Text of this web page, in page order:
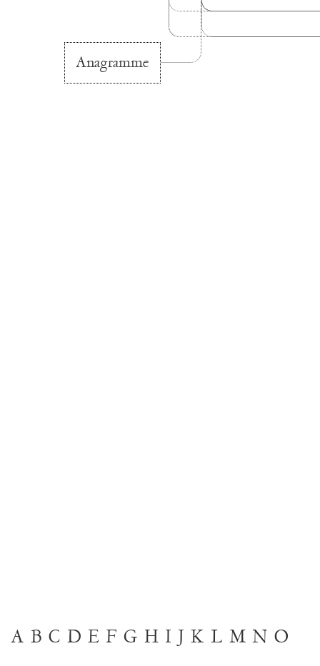
Anagramme
A B C D E F G H I J K L M N O